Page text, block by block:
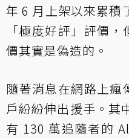
年 6 月上架以來累積
「極度好評」評價
價其實是偽造的。
隨著消息在網路上瘋
戶紛紛伸出援手。其
有 130 萬追隨者的